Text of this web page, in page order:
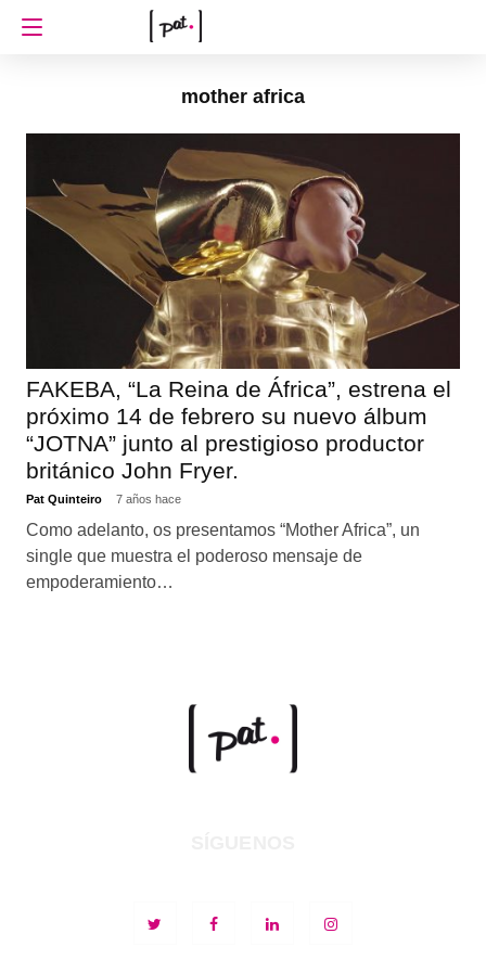
mother africa
FAKEBA, “La Reina de África”, estrena el
próximo 14 de febrero su nuevo álbum
“JOTNA” junto al prestigioso productor
británico John Fryer.
Pat Quinteiro 7 años hace
Como adelanto, os presentamos “Mother Africa”, un
single que muestra el poderoso mensaje de
empoderamiento…